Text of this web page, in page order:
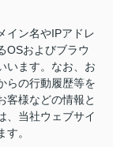
イン名やIPアドレ
OSおよびブラウ
います。なお、お
らの行動履歴等を
客様などの情報と
、当社ウェブサイ
。